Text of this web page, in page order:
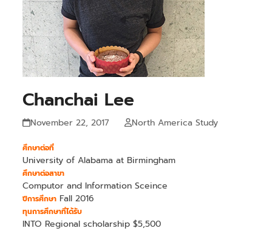
Chanchai Lee
November 22, 2017 North America Study
ศึกษาต่อที่
University of Alabama at Birmingham
ศึกษาต่อสาขา
Computor and Information Sceince
ปีการศึกษา Fall 2016
ทุนการศึกษาที่ได้รับ
INTO Regional scholarship $5,500